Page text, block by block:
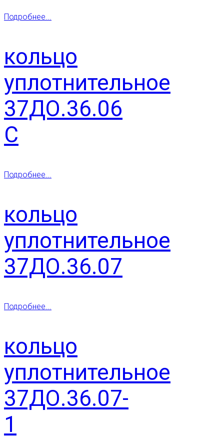
Подробнее...
кольцо
уплотнительное
37ДО.36.06
С
Подробнее...
кольцо
уплотнительное
37ДО.36.07
Подробнее...
кольцо
уплотнительное
37ДО.36.07-
1